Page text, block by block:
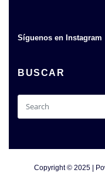
Síguenos en Instagram
BUSCAR
Copyright © 2025 |